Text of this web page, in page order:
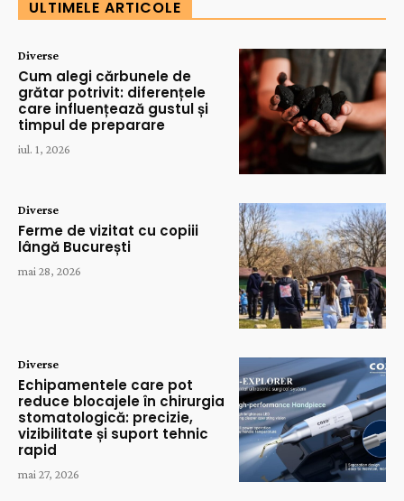
ULTIMELE ARTICOLE
Diverse
Cum alegi cărbunele de
grătar potrivit: diferențele
care influențează gustul și
timpul de preparare
iul. 1, 2026
Diverse
Ferme de vizitat cu copiii
lângă București
mai 28, 2026
Diverse
Echipamentele care pot
reduce blocajele în chirurgia
stomatologică: precizie,
vizibilitate și suport tehnic
rapid
mai 27, 2026